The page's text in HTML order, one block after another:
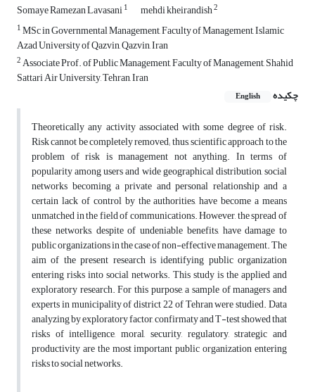
Somaye Ramezan Lavasani1 mehdi kheirandish2
1MSc in Governmental Management, Faculty of Management, Islamic
Azad University of Qazvin, Qazvin, Iran
2Associate Prof. of Public Management, Faculty of Management, Shahid
Sattari Air University, Tehran, Iran
چکیده
English
Theoretically any activity associated with some degree of risk.
Risk cannot be completely removed; thus, scientific approach to the
problem of risk is management not anything. In terms of
popularity among users and wide geographical distribution, social
networks becoming a private and personal relationship and a
certain lack of control by the authorities, have become a means
unmatched in the field of communications. However, the spread of
these networks, despite of undeniable benefits, have damage to
public organizations in the case of non-effective management. The
aim of the present research is identifying public organization
entering risks into social networks. This study is the applied and
exploratory research. For this purpose, a sample of managers and
experts in municipality of district 22 of Tehran were studied. Data
analyzing by exploratory factor, confirmaty and T-test showed that
risks of intelligence, moral, security, regulatory, strategic and
productivity are the most important public organization entering
risks to social networks.